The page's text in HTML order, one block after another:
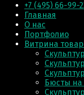
+7 (495) 66-99-
Главная
О нас
Портфолио
Витрина
Бюсты на